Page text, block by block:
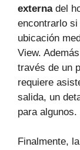
externadel
encontrarlo
ubicación
View.
través de un
requiere
salida, un
para algunos.
Finalmente,